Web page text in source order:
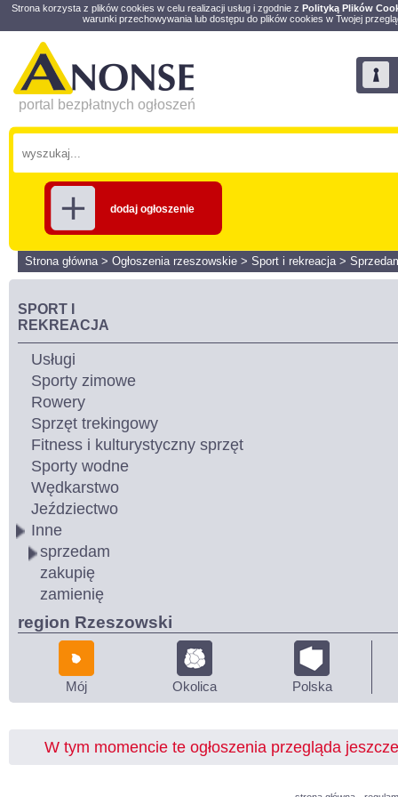
Strona korzysta z plików cookies w celu realizacji usług i zgodnie z Polityką Plików
warunki przechowywania lub dostępu do plików cookies w Twojej
portal bezpłatnych ogłoszeń
dodaj ogłoszenie
Strona główna> Ogłoszenia rzeszowskie > Sport i rekreacja>
SPORT I
REKREACJA
Usługi
Sporty zimowe
Rowery
Sprzęt trekingowy
Fitness i kulturystyczny sprzęt
Sporty wodne
Wędkarstwo
Jeździectwo
Inne
sprzedam
zakupię
zamienię
region Rzeszowski
Mój Okolica Polska
W tym momencie te ogłoszenia przegląda